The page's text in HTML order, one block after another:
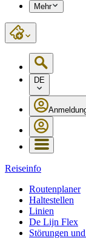
Mehr
DE
Reiseinfo
Routenplaner
Haltestellen
Linien
De Lijn Flex
Störungen